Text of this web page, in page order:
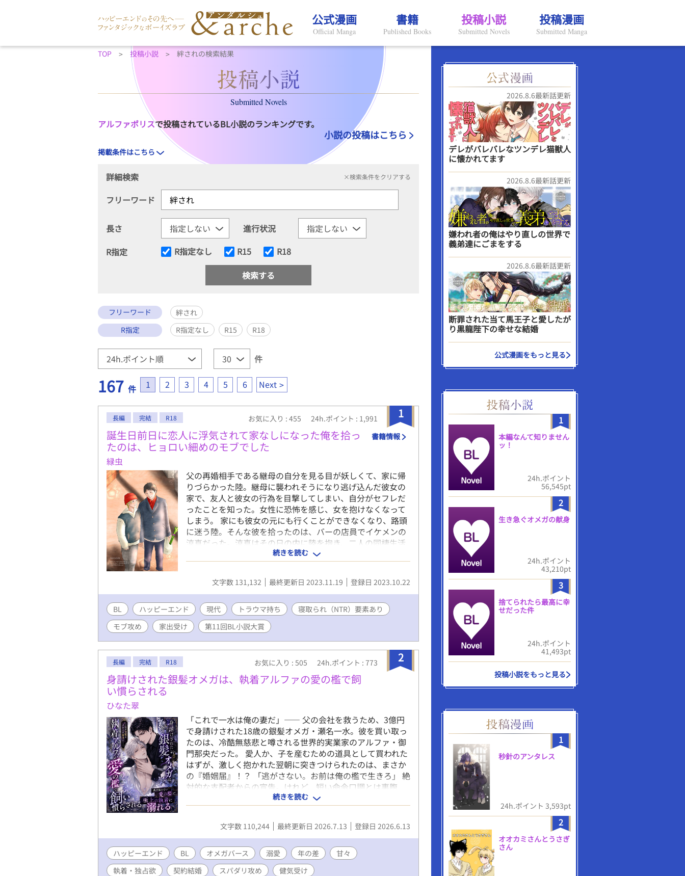
公式漫画
Official Manga
書籍
Published Books
投稿小説
Submitted Novels
投稿漫画
Submitted Manga
TOP 投稿小説 絆されの検索結果
Submitted Novels
アルファポリスで投稿されているBL小説のランキングです。
小説の投稿はこちら
掲載条件はこちら
詳細検索 ×検索条件をクリアする
フリーワード
長さ
進行状況
R指定
R指定なし R15 R18
フリーワード
絆され
R指定
R指定なし R15 R18
件
167 件 1 2 3 4 5 6 Next
1
長編 完結 R18 お気に入り : 455 24h.ポイント : 1,991
誕生日前日に恋人に浮気されて家なしになった俺を拾っ
たのは、ヒョロい細めのモブでした
緑虫
書籍情報
父の再婚相手である継母の自分を見る目が妖しくて、家に帰
りづらかった陸。継母に襲われそうになり逃げ込んだ彼女の
家で、友人と彼女の行為を目撃してしまい、自分がセフレだ
ったことを知った。女性に恐怖を感じ、女を抱けなくなって
しまう。 家にも彼女の元にも行くことができなくなり、路頭
に迷う陸。そんな彼を拾ったのは、バーの店員でイケメンの
涼真だった。涼真はその日の内に陸を抱き、二人の同棲生活
が始まる。 だが、三年後の陸の誕生日に事件は起きる。陸が
バイトをしているコンビニからケーキを買って帰ると、涼真
の浮気現場を目撃してしまったのだ。 家出の原因となったト
ラウマを再び見せられた陸は、耐え切れず荷物をまとめて家
を求めてコンビニの休憩室を目指す。 その日に深夜シフトに
入っていたのは、大学生のひょろい細めの細木史也。史也は
泣いてしまった陸の話を聞いて、同居を申し出る。 困ってい
た陸は同居することを決めた。だけど、もう二度と人なんて
信用できない。絶対心を開かないと決意する陸だったが、史
也のおかんな優しさにどんどん絆されてしまい――。 裏切ら
れ続けていた陸が、再び人を信じてトラウマを克服し、幸せ
を掴もうと足掻く救済ＢＬです。ハッピーエンドです。 固定
垢に移動しました。 午前と午後の6:10の一日二回投稿となり
ます。
続きを読む
文字数 131,132 最終更新日 2023.11.19 登録日 2023.10.22
BL ハッピーエンド 現代 トラウマ持ち
寝取られ（NTR）要素あり
モブ攻め
家出受け 第11回BL小説大賞
2
長編 完結 R18 お気に入り : 505 24h.ポイント : 773
身請けされた銀髪オメガは、執着アルファの愛の檻で飼
い慣らされる
ひなた翠
「これで一水は俺の妻だ」―― 父の会社を救うため、3億円
で身請けされた18歳の銀髪オメガ・瀬名一水。彼を買い取っ
たのは、冷酷無慈悲と噂される世界的実業家のアルファ・御
門那央だった。 愛人か、子を産むための道具として買われた
はずが、激しく抱かれた翌朝に突きつけられたのは、まさか
の『婚姻届』！？ 「逃がさない。お前は俺の檻で生きろ」 絶
対的な支配者からの宣告。けれど、短い命令口調とは裏腹
に、触れる手つきに滲む不器用な優しさと熱情に、一水の心
は次第に絆されていく。 単なる「所有物」として買われたオ
メガが、孤独な捕食者の心を溶かし、やがて唯一無二の番と
して並び立つまでの物語。 絶対的支配から極上の溺愛へ。執
続きを読む
文字数 110,244 最終更新日 2026.7.13 登録日 2026.6.13
ハッピーエンド BL オメガバース 溺愛 年の差
甘々
執着・独占欲
契約結婚 スパダリ攻め 健気受け
2026.8.6最新話更新
デレがバレバレなツンデレ猫獣人
に懐かれてます
2026.8.6最新話更新
嫌われ者の俺はやり直しの世界で
義弟達にごまをする
2026.8.6最新話更新
断罪された当て馬王子と愛したが
り黒龍陛下の幸せな結婚
公式漫画をもっと見る
1
本編なんて知りません
ッ！
24h.ポイント
56,545pt
2
生き急ぐオメガの献身
24h.ポイント
43,210pt
3
捨てられたら最高に幸
せだった件
24h.ポイント
41,493pt
投稿小説をもっと見る
1
秒針のアンタレス
24h.ポイント 3,593pt
2
オオカミさんとうさぎ
さん